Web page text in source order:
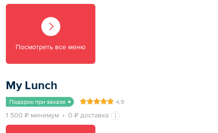
Посмотреть все меню
My Lunch
Подарок при заказе 4,9
1 500 ₽ минимум 0 ₽ доставка